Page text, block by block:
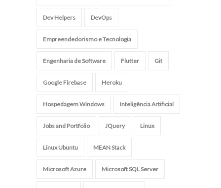
Dev Helpers DevOps
Empreendedorismo e Tecnologia
Engenharia de Software Flutter Git
Google Firebase Heroku
Hospedagem Windows Inteligência Artificial
Jobs and Portfolio JQuery Linux
Linux Ubuntu MEAN Stack
Microsoft Azure Microsoft SQL Server